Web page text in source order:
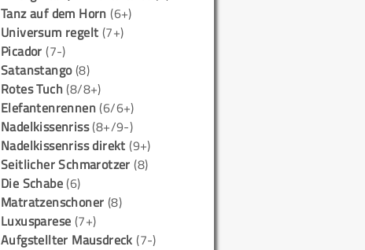
Tanz auf dem Horn (6+)
Universum regelt (7+)
Picador (7-)
Satanstango(8)
Rotes Tuch(8/8+)
Elefantenrennen(6/6+)
Nadelkissenriss(8+/9-)
Nadelkissenriss direkt (9+)
Seitlicher Schmarotzer (8)
Die Schabe(6)
Matratzenschoner (8)
Luxusparese (7+)
Aufgstellter Mausdreck (7-)